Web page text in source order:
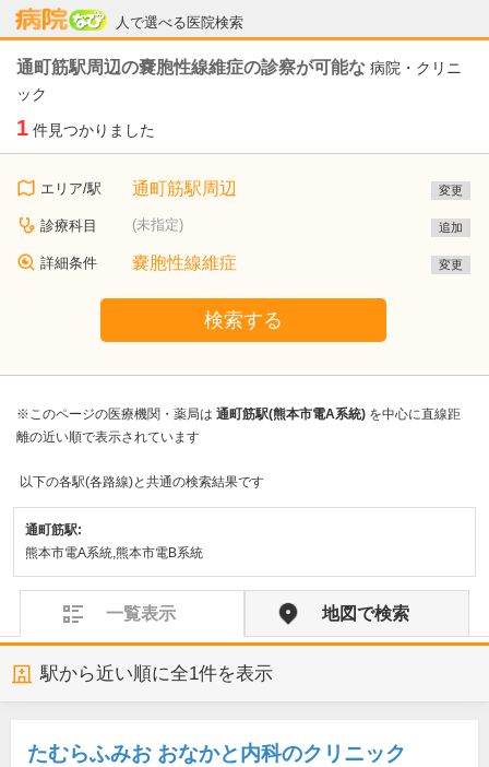
人で選べる医院検索
病院なび
通町筋駅周辺の嚢胞性線維症の診察が可能な 病院・クリニ
ック
1 件見つかりました
エリア/駅 通町筋駅周辺 変更
診療科目 (未指定) 追加
詳細条件 嚢胞性線維症 変更
検索する
※このページの医療機関・薬局は 通町筋駅(熊本市電A系統) を中心に直線距
離の近い順で表示されています
以下の各駅(各路線)と共通の検索結果です
通町筋駅:
熊本市電A系統,熊本市電B系統
一覧表示 地図で検索
駅から近い順に全1件を表示
たむらふみお おなかと内科のクリニック